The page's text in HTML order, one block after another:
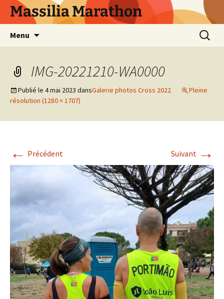
AllerMassilia Marathon
Menu
IMG-20221210-WA0000
Publié le 4 mai 2023 dansGalerie photos Cross 2022
Pleine
résolution (1280 × 1707)
← Précédent Suivant →